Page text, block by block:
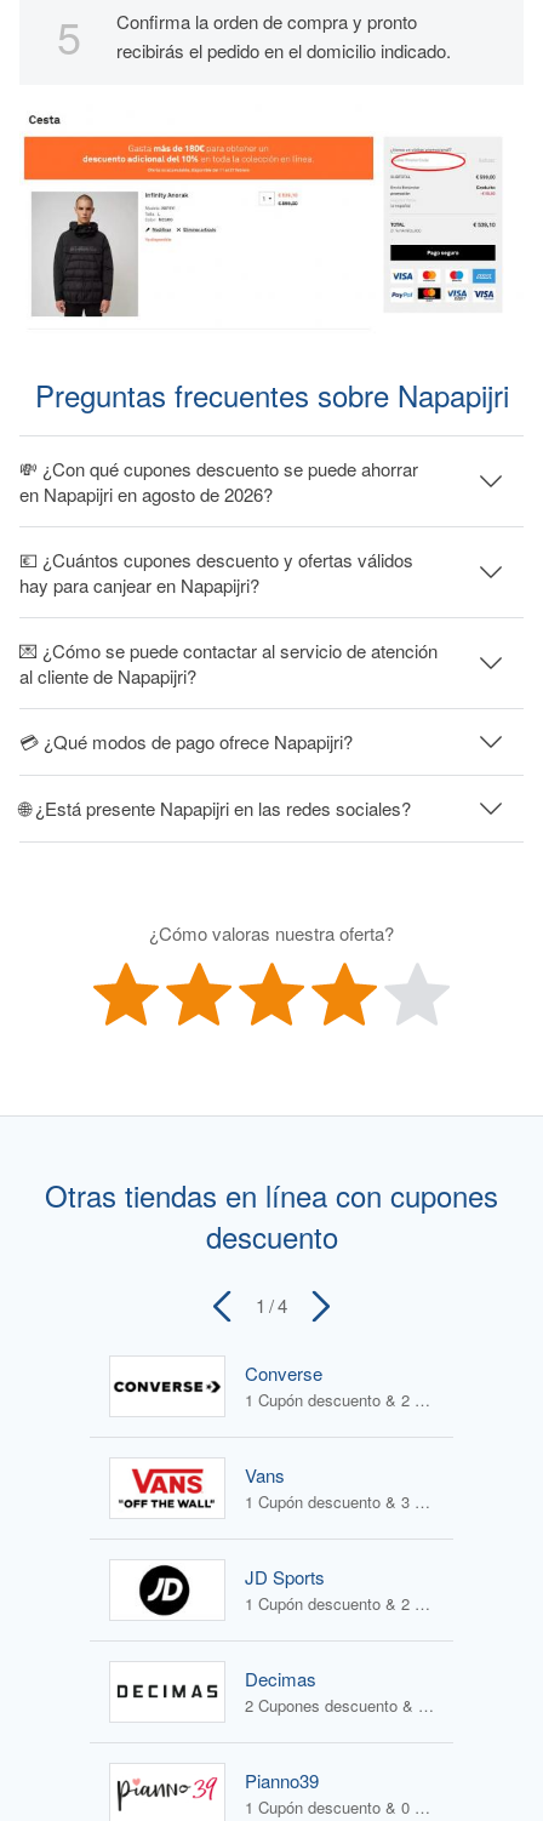
Confirma la orden de compra y pronto
recibirás el pedido en el domicilio indicado.
Preguntas frecuentes sobre Napapijri
💸 ¿Con qué cupones descuento se puede ahorrar
en Napapijri en agosto de 2026?
💶 ¿Cuántos cupones descuento y ofertas válidos
hay para canjear en Napapijri?
💌 ¿Cómo se puede contactar al servicio de atención
al cliente de Napapijri?
💳 ¿Qué modos de pago ofrece Napapijri?
🌐 ¿Está presente Napapijri en las redes sociales?
¿Cómo valoras nuestra oferta?
Otras tiendas en línea con cupones
descuento
1 / 4
Converse
1 Cupón descuento & 2 Ofertas
Vans
1 Cupón descuento & 3 Ofertas
JD Sports
1 Cupón descuento & 2 Ofertas
Decimas
2 Cupones descuento & 1 Oferta
Pianno39
1 Cupón descuento & 0 Ofertas